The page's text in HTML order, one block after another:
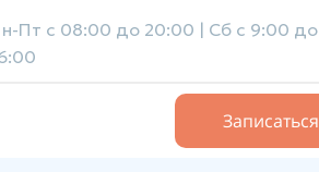
Пт с 08:00 до 20:00 | Cб с 9:00 до
Записаться